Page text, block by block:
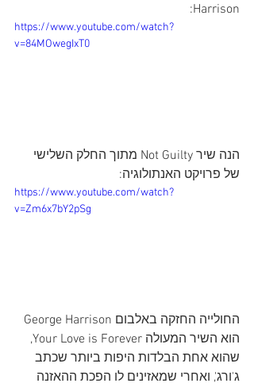
Harrison:
https://www.youtube.com/watch?
v=84MOwegIxT0
הנה שיר Not Guilty מתוך החלק השלישי
של פרויקט האנתולוגיה:
https://www.youtube.com/watch?
v=Zm6x7bY2pSg
הוא השיר המעולה Your Love is Forever,
שהוא אחת הבלדות היפות ביותר שכתב
ג'ורג', ואחרי שמאזינים לו הפכת ההאזנה